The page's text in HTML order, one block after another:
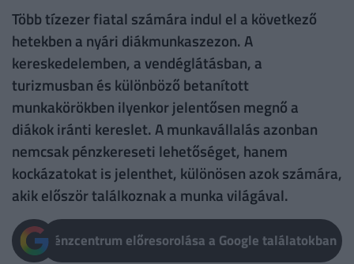
Több tízezer fiatal számára indul el a következő
hetekben a nyári diákmunkaszezon. A
kereskedelemben, a vendéglátásban, a
turizmusban és különböző betanított
munkakörökben ilyenkor jelentősen megnő a
diákok iránti kereslet. A munkavállalás azonban
nemcsak pénzkereseti lehetőséget, hanem
kockázatokat is jelenthet, különösen azok számára,
akik először találkoznak a munka világával.
Pénzcentrum előresorolása a Google találatokban